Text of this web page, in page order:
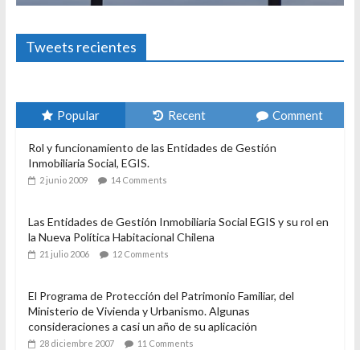
Tweets recientes
Popular Recent Comment
Rol y funcionamiento de las Entidades de Gestión
Inmobiliaria Social, EGIS.
2 junio 2009 14 Comments
Las Entidades de Gestión Inmobiliaria Social EGIS y su rol en
la Nueva Política Habitacional Chilena
21 julio 2006 12 Comments
El Programa de Protección del Patrimonio Familiar, del
Ministerio de Vivienda y Urbanismo. Algunas
consideraciones a casi un año de su aplicación
28 diciembre 2007 11 Comments